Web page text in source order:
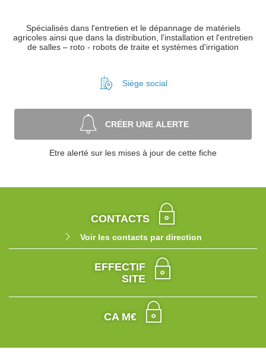
Spécialisés dans l'entretien et le dépannage de matériels
agricoles ainsi que dans la distribution, l'installation et l'entretien
de salles – roto - robots de traite et systèmes d'irrigation
Siège social
CRÉER UNE ALERTE
Etre alerté sur les mises à jour de cette fiche
CONTACTS
Voir les contacts par direction
EFFECTIF
SITE
CA M€